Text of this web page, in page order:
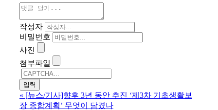
작성자
비밀번호
사진
첨부파일
« [뉴스/기사]향후 3년 동안 추진 ‘제3차 기초생활보
장 종합계획’ 무엇이 담겼나